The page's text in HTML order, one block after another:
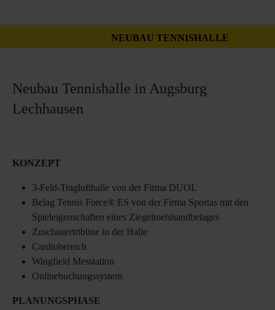
NEUBAU TENNISHALLE
Neubau Tennishalle in Augsburg
Lechhausen
KONZEPT
3-Feld-Traglufthalle von der Firma DUOL
Belag Tennis Force® ES von der Firma Sportas mit den
Spieleigenschaften eines Ziegelmehlsandbelages
Zuschauertribüne in der Halle
Cardiobereich
Wingfield Messtation
Onlinebuchungssystem
PLANUNGSPHASE